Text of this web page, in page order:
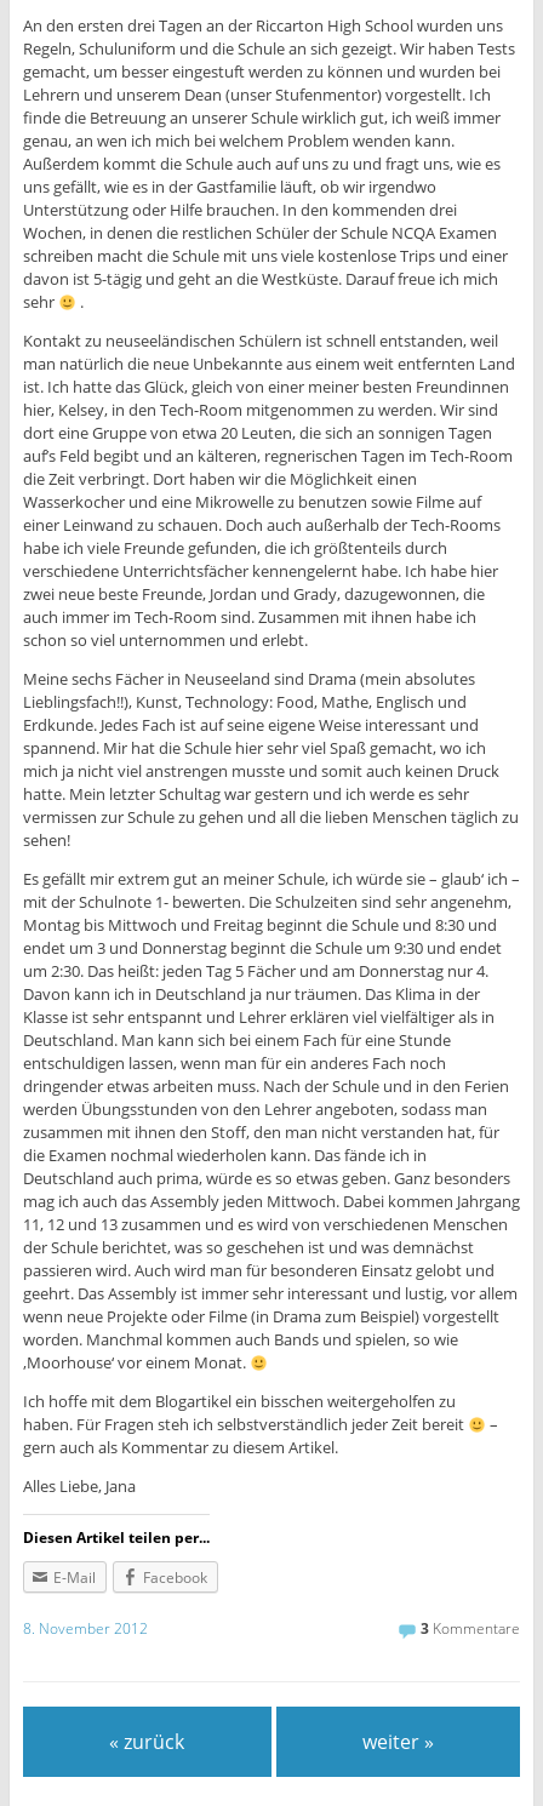
An den ersten drei Tagen an der Riccarton High School wurden uns
Regeln, Schuluniform und die Schule an sich gezeigt. Wir haben Tests
gemacht, um besser eingestuft werden zu können und wurden bei
Lehrern und unserem Dean (unser Stufenmentor) vorgestellt. Ich
finde die Betreuung an unserer Schule wirklich gut, ich weiß immer
genau, an wen ich mich bei welchem Problem wenden kann.
Außerdem kommt die Schule auch auf uns zu und fragt uns, wie es
uns gefällt, wie es in der Gastfamilie läuft, ob wir irgendwo
Unterstützung oder Hilfe brauchen. In den kommenden drei
Wochen, in denen die restlichen Schüler der Schule NCQA Examen
schreiben macht die Schule mit uns viele kostenlose Trips und einer
davon ist 5-tägig und geht an die Westküste. Darauf freue ich mich
sehr
.
Kontakt zu neuseeländischen Schülern ist schnell entstanden, weil
man natürlich die neue Unbekannte aus einem weit entfernten Land
ist. Ich hatte das Glück, gleich von einer meiner besten Freundinnen
hier, Kelsey, in den Tech-Room mitgenommen zu werden. Wir sind
dort eine Gruppe von etwa 20 Leuten, die sich an sonnigen Tagen
auf’s Feld begibt und an kälteren, regnerischen Tagen im Tech-Room
die Zeit verbringt. Dort haben wir die Möglichkeit einen
Wasserkocher und eine Mikrowelle zu benutzen sowie Filme auf
einer Leinwand zu schauen. Doch auch außerhalb der Tech-Rooms
habe ich viele Freunde gefunden, die ich größtenteils durch
verschiedene Unterrichtsfächer kennengelernt habe. Ich habe hier
zwei neue beste Freunde, Jordan und Grady, dazugewonnen, die
auch immer im Tech-Room sind. Zusammen mit ihnen habe ich
schon so viel unternommen und erlebt.
Meine sechs Fächer in Neuseeland sind Drama (mein absolutes
Lieblingsfach!!), Kunst, Technology: Food, Mathe, Englisch und
Erdkunde. Jedes Fach ist auf seine eigene Weise interessant und
spannend. Mir hat die Schule hier sehr viel Spaß gemacht, wo ich
mich ja nicht viel anstrengen musste und somit auch keinen Druck
hatte. Mein letzter Schultag war gestern und ich werde es sehr
vermissen zur Schule zu gehen und all die lieben Menschen täglich zu
sehen!
Es gefällt mir extrem gut an meiner Schule, ich würde sie – glaub‘ ich –
mit der Schulnote 1- bewerten. Die Schulzeiten sind sehr angenehm,
Montag bis Mittwoch und Freitag beginnt die Schule und 8:30 und
endet um 3 und Donnerstag beginnt die Schule um 9:30 und endet
um 2:30. Das heißt: jeden Tag 5 Fächer und am Donnerstag nur 4.
Davon kann ich in Deutschland ja nur träumen. Das Klima in der
Klasse ist sehr entspannt und Lehrer erklären viel vielfältiger als in
Deutschland. Man kann sich bei einem Fach für eine Stunde
entschuldigen lassen, wenn man für ein anderes Fach noch
dringender etwas arbeiten muss. Nach der Schule und in den Ferien
werden Übungsstunden von den Lehrer angeboten, sodass man
zusammen mit ihnen den Stoff, den man nicht verstanden hat, für
die Examen nochmal wiederholen kann. Das fände ich in
Deutschland auch prima, würde es so etwas geben. Ganz besonders
mag ich auch das Assembly jeden Mittwoch. Dabei kommen Jahrgang
11, 12 und 13 zusammen und es wird von verschiedenen Menschen
der Schule berichtet, was so geschehen ist und was demnächst
passieren wird. Auch wird man für besonderen Einsatz gelobt und
geehrt. Das Assembly ist immer sehr interessant und lustig, vor allem
wenn neue Projekte oder Filme (in Drama zum Beispiel) vorgestellt
worden. Manchmal kommen auch Bands und spielen, so wie
‚Moorhouse‘ vor einem Monat.
Ich hoffe mit dem Blogartikel ein bisschen weitergeholfen zu
haben. Für Fragen steh ich selbstverständlich jeder Zeit bereit
–
gern auch als Kommentar zu diesem Artikel.
Alles Liebe, Jana
Diesen Artikel teilen per...
E-Mail
Facebook
8. November 2012 3 Kommentare
« zurück weiter »